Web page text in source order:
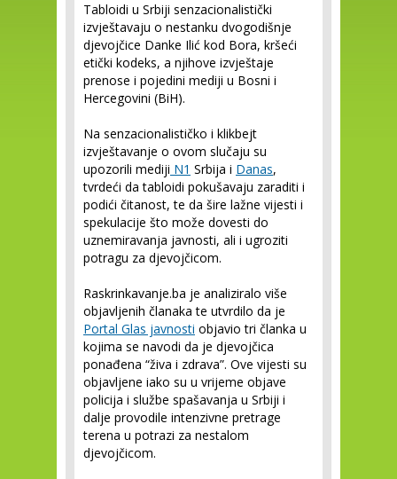
Tabloidi u Srbiji senzacionalistički
izvještavaju o nestanku dvogodišnje
djevojčice Danke Ilić kod Bora, kršeći
etički kodeks, a njihove izvještaje
prenose i pojedini mediji u Bosni i
Hercegovini (BiH).
Na senzacionalističko i klikbejt
izvještavanje o ovom slučaju su
upozorili mediji N1 Srbija i Danas,
tvrdeći da tabloidi pokušavaju zaraditi i
podići čitanost, te da šire lažne vijesti i
spekulacije što može dovesti do
uznemiravanja javnosti, ali i ugroziti
potragu za djevojčicom.
Raskrinkavanje.ba je analiziralo više
objavljenih članaka te utvrdilo da je
Portal Glas javnosti objavio tri članka u
kojima se navodi da je djevojčica
ponađena “živa i zdrava”. Ove vijesti su
objavljene iako su u vrijeme objave
policija i službe spašavanja u Srbiji i
dalje provodile intenzivne pretrage
terena u potrazi za nestalom
djevojčicom.